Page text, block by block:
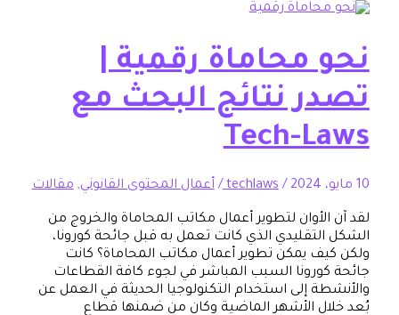
محاماة رقمية |
نتائج البحث مع
Tech-
/
techlaws
/أعمال المحتوى القانوني,مقالات
لتطوير أعمال مكاتب المحاماة والخروج من
الذي كانت تعمل به قبل جائحة كورونا،
يمكن تطوير أعمال مكاتب المحاماة؟ كانت
السبب المباشر في لجوء كافة القطاعات
إلى استخدام التكنولوجيا الحديثة في العمل عن
الأشهر الماضية وكان من ضمنها قطاع